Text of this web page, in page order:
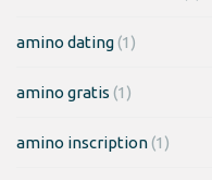
amino dating(1)
amino gratis (1)
amino inscription(1)